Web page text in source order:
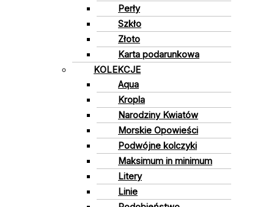
Perły
Szkło
Złoto
Karta podarunkowa
KOLEKCJE
Aqua
Kropla
Narodziny Kwiatów
Morskie Opowieści
Podwójne kolczyki
Maksimum in minimum
Litery
Linie